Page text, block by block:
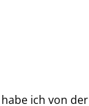
ich von der